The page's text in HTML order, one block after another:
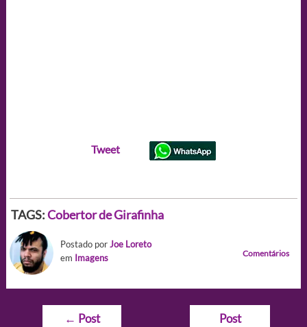
Tweet
TAGS:Cobertor de Girafinha
Postado porJoe Loreto
em Imagens Comentários
Navegação
← Post
Post